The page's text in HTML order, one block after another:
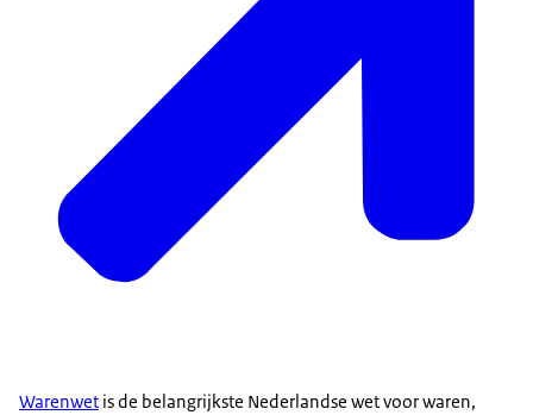
Warenwet is de belangrijkste Nederlandse wet voor waren,